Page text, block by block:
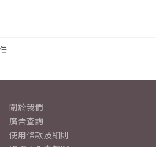
關於我們
廣告查詢
使用條款及細則